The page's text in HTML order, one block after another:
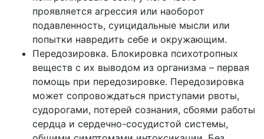
проявляется агрессия или наоборот
подавленность, суицидальные мысли или
попытки навредить себе и окружающим.
Передозировка. Блокировка психотропных
веществ с их выводом из организма – первая
помощь при передозировке. Передозировка
может сопровождаться приступами рвоты,
судорогами, потерей сознания, сбоями работы
сердца и сердечно-сосудистой системы,